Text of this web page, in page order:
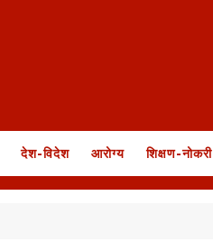
देश-विदेश आरोग्य शिक्षण-नोकरी